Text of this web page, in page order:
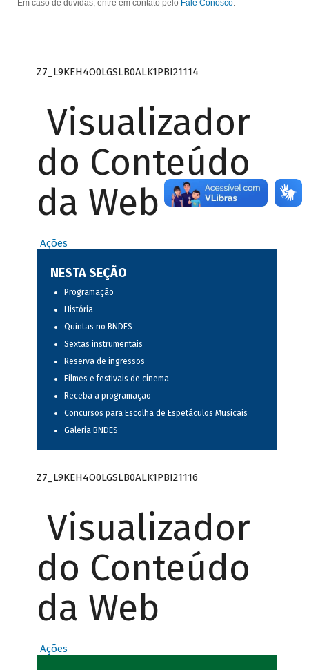
Em caso de dúvidas, entre em contato pelo Fale Conosco.
Z7_L9KEH4O0LGSLB0ALK1PBI21114
Visualizador
do Conteúdo
da Web
Ações
NESTA SEÇÃO
Programação
História
Quintas no BNDES
Sextas instrumentais
Reserva de ingressos
Filmes e festivais de cinema
Receba a programação
Concursos para Escolha de Espetáculos Musicais
Galeria BNDES
Z7_L9KEH4O0LGSLB0ALK1PBI21116
Visualizador
do Conteúdo
da Web
Ações